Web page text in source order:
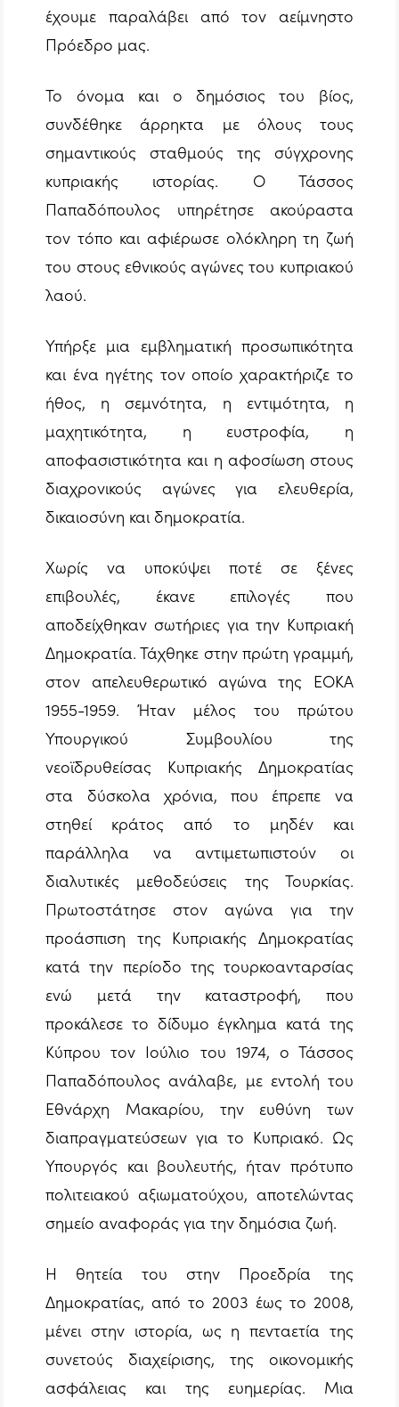
έχουμε παραλάβει από τον αείμνηστο
Πρόεδρο μας.
Το όνομα και ο δημόσιος του βίος,
συνδέθηκε άρρηκτα με όλους τους
σημαντικούς σταθμούς της σύγχρονης
κυπριακής ιστορίας. Ο Τάσσος
Παπαδόπουλος υπηρέτησε ακούραστα
τον τόπο και αφιέρωσε ολόκληρη τη ζωή
του στους εθνικούς αγώνες του κυπριακού
λαού.
Υπήρξε μια εμβληματική προσωπικότητα
και ένα ηγέτης τον οποίο χαρακτήριζε το
ήθος, η σεμνότητα, η εντιμότητα, η
μαχητικότητα, η ευστροφία, η
αποφασιστικότητα και η αφοσίωση στους
διαχρονικούς αγώνες για ελευθερία,
δικαιοσύνη και δημοκρατία.
Χωρίς να υποκύψει ποτέ σε ξένες
επιβουλές, έκανε επιλογές που
αποδείχθηκαν σωτήριες για την Κυπριακή
Δημοκρατία. Τάχθηκε στην πρώτη γραμμή,
στον απελευθερωτικό αγώνα της ΕΟΚΑ
1955-1959. Ήταν μέλος του πρώτου
Υπουργικού Συμβουλίου της
νεοϊδρυθείσας Κυπριακής Δημοκρατίας
στα δύσκολα χρόνια, που έπρεπε να
στηθεί κράτος από το μηδέν και
παράλληλα να αντιμετωπιστούν οι
διαλυτικές μεθοδεύσεις της Τουρκίας.
Πρωτοστάτησε στον αγώνα για την
προάσπιση της Κυπριακής Δημοκρατίας
κατά την περίοδο της τουρκοανταρσίας
ενώ μετά την καταστροφή, που
προκάλεσε το δίδυμο έγκλημα κατά της
Κύπρου τον Ιούλιο του 1974, ο Τάσσος
Παπαδόπουλος ανάλαβε, με εντολή του
Εθνάρχη Μακαρίου, την ευθύνη των
διαπραγματεύσεων για το Kυπριακό. Ως
Υπουργός και βουλευτής, ήταν πρότυπο
πολιτειακού αξιωματούχου, αποτελώντας
σημείο αναφοράς για την δημόσια ζωή.
Η θητεία του στην Προεδρία της
Δημοκρατίας, από το 2003 έως το 2008,
μένει στην ιστορία, ως η πενταετία της
συνετούς διαχείρισης, της οικονομικής
ασφάλειας και της ευημερίας. Μια